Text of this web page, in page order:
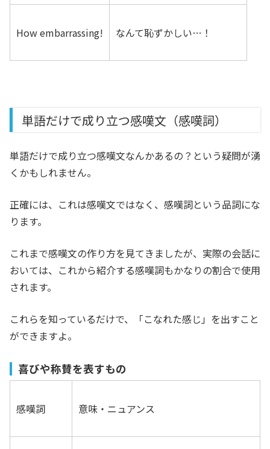
How embarrassing! なんて恥ずかしい…！
単語だけで成り立つ感嘆文（感嘆詞）
単語だけで成り立つ感嘆文なんかあるの？という疑問が湧
くかもしれません。
正確には、これは感嘆文ではなく、感嘆詞という品詞にな
ります。
これまで感嘆文の作り方を見てきましたが、実際の会話に
おいては、これから紹介する感嘆詞もかなりの割合で使用
されます。
これらを知っているだけで、「こなれた感じ」を出すこと
ができますよ。
喜びや称賛を表すもの
感嘆詞 意味・ニュアンス